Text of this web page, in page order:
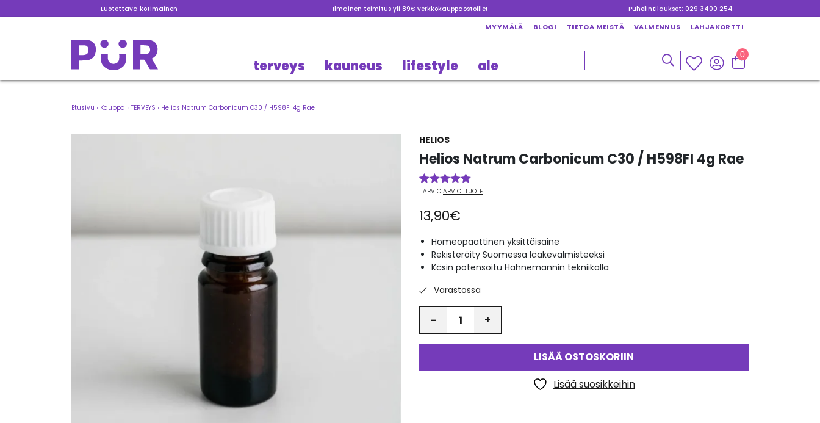
Luotettava kotimainen Ilmainen toimitus yli 89€ verkkokauppaostoille! Puhelintilaukset: 029 3400 254
MYYMÄLÄ BLOGI TIETOA MEISTÄ VALMENNUS LAHJAKORTTI
terveys kauneus lifestyle ale
0
Etusivu › Kauppa › TERVEYS › Helios Natrum Carbonicum C30 / H598FI 4g Rae
HELIOS
Helios Natrum Carbonicum C30 / H598FI 4g Rae
Arvio5.00
perustuen
1
asiakkaan
1 ARVIO ARVIOI TUOTE
13,90€
Homeopaattinen yksittäisaine
Rekisteröity Suomessa lääkevalmisteeksi
Käsin potensoitu Hahnemannin tekniikalla
Varastossa
LISÄÄ OSTOSKORIIN
Lisää suosikkeihin